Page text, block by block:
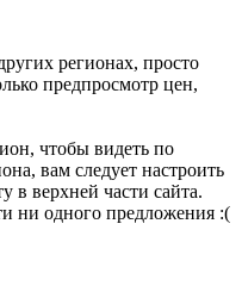
регионах, просто
предпросмотр цен,
чтобы видеть по
вам следует настроить
в верхней части сайта.
ни одного предложения :(